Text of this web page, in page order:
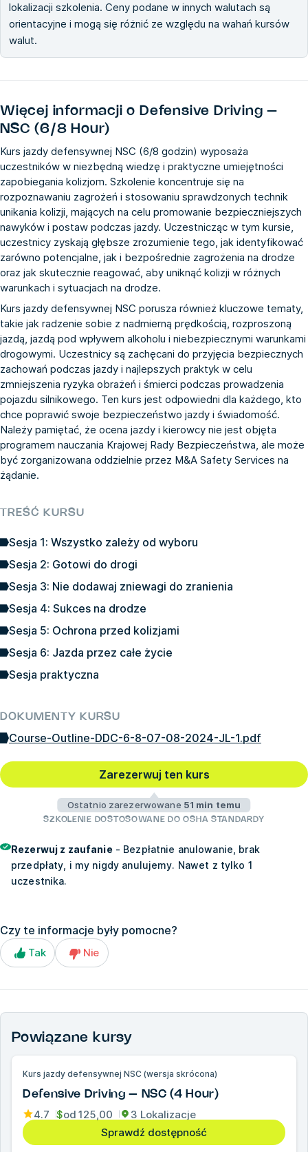
lokalizacji szkolenia. Ceny podane w innych walutach są
orientacyjne i mogą się różnić ze względu na wahań kursów
walut.
Więcej informacji o Defensive Driving –
NSC (6/8 Hour)
Kurs jazdy defensywnej NSC (6/8 godzin) wyposaża
uczestników w niezbędną wiedzę i praktyczne umiejętności
zapobiegania kolizjom. Szkolenie koncentruje się na
rozpoznawaniu zagrożeń i stosowaniu sprawdzonych technik
unikania kolizji, mających na celu promowanie bezpieczniejszych
nawyków i postaw podczas jazdy. Uczestnicząc w tym kursie,
uczestnicy zyskają głębsze zrozumienie tego, jak identyfikować
zarówno potencjalne, jak i bezpośrednie zagrożenia na drodze
oraz jak skutecznie reagować, aby uniknąć kolizji w różnych
warunkach i sytuacjach na drodze.
Kurs jazdy defensywnej NSC porusza również kluczowe tematy,
takie jak radzenie sobie z nadmierną prędkością, rozproszoną
jazdą, jazdą pod wpływem alkoholu i niebezpiecznymi warunkami
drogowymi. Uczestnicy są zachęcani do przyjęcia bezpiecznych
zachowań podczas jazdy i najlepszych praktyk w celu
zmniejszenia ryzyka obrażeń i śmierci podczas prowadzenia
pojazdu silnikowego. Ten kurs jest odpowiedni dla każdego, kto
chce poprawić swoje bezpieczeństwo jazdy i świadomość.
Należy pamiętać, że ocena jazdy i kierowcy nie jest objęta
programem nauczania Krajowej Rady Bezpieczeństwa, ale może
być zorganizowana oddzielnie przez M&A Safety Services na
żądanie.
TREŚĆ KURSU
Sesja 1: Wszystko zależy od wyboru
Sesja 2: Gotowi do drogi
Sesja 3: Nie dodawaj zniewagi do zranienia
Sesja 4: Sukces na drodze
Sesja 5: Ochrona przed kolizjami
Sesja 6: Jazda przez całe życie
Sesja praktyczna
DOKUMENTY KURSU
Course-Outline-DDC-6-8-07-08-2024-JL-1.pdf
Zarezerwuj ten kurs
Ostatnio zarezerwowane 51 min temu
SZKOLENIE DOSTOSOWANE DO OSHA STANDARDY
Rezerwuj z zaufanie- Bezpłatnie anulowanie, brak
przedpłaty, i my nigdy anulujemy. Nawet z tylko 1
uczestnika.
Czy te informacje były pomocne?
Tak Nie
Powiązane kursy
Kurs jazdy defensywnej NSC (wersja skrócona)
Defensive Driving – NSC (4 Hour)
4.7 $od 125,00
3 Lokalizacje
Sprawdź dostępność